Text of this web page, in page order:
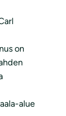
on
alue